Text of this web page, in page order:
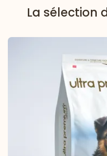
La sélection